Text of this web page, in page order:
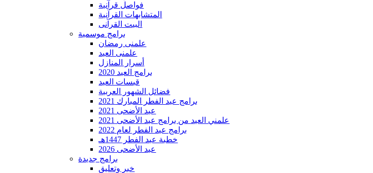
فواصل قرآنية
المتشابهات القرآنية
البيت القرآنى
برامج موسمية
علمنى رمضان
علمنى العيد
أسرار المنازل
برامج العيد 2020
قبسات العيد
فضائل الشهور العربية
برامج عيد الفطر المبارك 2021
عيد الأضحى 2021
علمني العيد من برامج عيد الأضحى 2021
برامج عيد الفطر لعام 2022
خطبة عيد الفطر 1447هـ
عيد الأضحى 2026
برامج جديدة
خبر وتعليق